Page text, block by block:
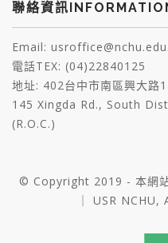
聯絡資訊
Email:
電話TEX: (04)22840125
地址: 402台中市南區興大路
145 Xingda Rd., South
(R.O.C.)
© Copyright 2019 - 本網
｜ USR